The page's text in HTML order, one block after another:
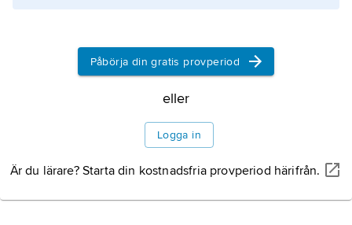
Information om artikeln
Påbörja din gratis provperiod
eller
Logga in
Är du lärare? Starta din kostnadsfria provperiod härifrån.